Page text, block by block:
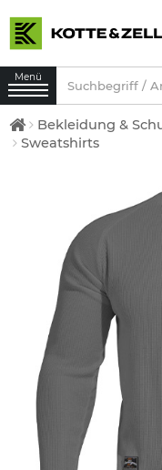
Menü
Bekleidung &
Sweatshirts